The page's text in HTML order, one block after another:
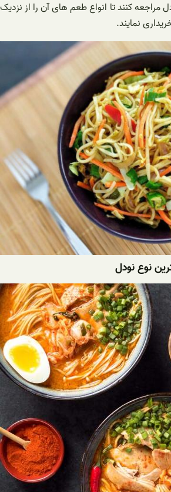
مراجعه کنند تا انواع طعم های آن را از نزدیک
نمایند.
نوع نودل